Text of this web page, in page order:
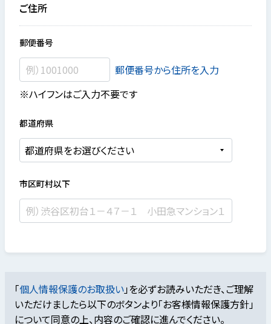
ご住所
郵便番号
郵便番号から住所を入力
※ハイフンはご入力不要です
都道府県
市区町村以下
「個人情報保護のお取扱い」を必ずお読みいただき、ご理解
いただけましたら以下のボタンより「お客様情報保護方針」
について同意の上、内容のご確認に進んでください。